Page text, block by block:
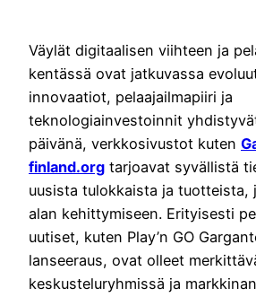
Väylät digitaalisen viihteen ja
kentässä ovat jatkuvassa
innovaatiot, pelaajailmapiiri ja
teknologiainvestoinnit
päivänä, verkkosivustot kuten
finland.org tarjoavat syvällistä
uusista tulokkaista ja tuotteista,
alan kehittymiseen. Erityisesti
uutiset, kuten Play’n GO
lanseeraus, ovat olleet
keskusteluryhmissä ja